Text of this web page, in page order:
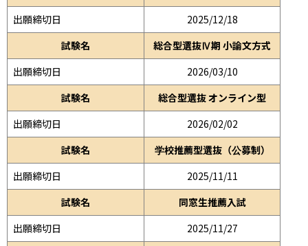
出願締切日
2025/12/18
試験名
総合型選抜Ⅳ期 小論文方式
出願締切日
2026/03/10
試験名
総合型選抜 オンライン型
出願締切日
2026/02/02
試験名
学校推薦型選抜（公募制）
出願締切日
2025/11/11
試験名
同窓生推薦入試
出願締切日
2025/11/27